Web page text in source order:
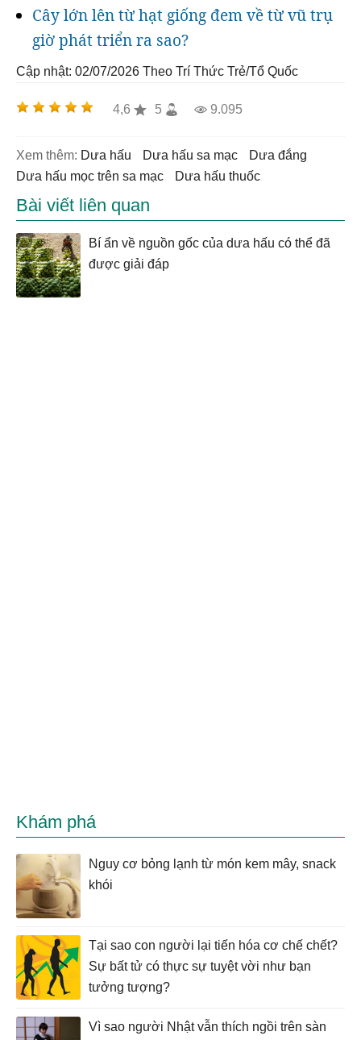
Cây lớn lên từ hạt giống đem về từ vũ trụ
giờ phát triển ra sao?
Cập nhật: 02/07/2026 Theo Trí Thức Trẻ/Tổ Quốc
4,6 5 9.095
Xem thêm: dưa hấu dưa hấu sa mạc
dưa đắng
Dưa hấu mọc trên sa mạc
dưa hấu thuốc
Bài viết liên quan
Bí ẩn về nguồn gốc của dưa hấu có thể đã
được giải đáp
Khám phá
Nguy cơ bỏng lạnh từ món kem mây, snack
khói
Tại sao con người lại tiến hóa cơ chế chết?
Sự bất tử có thực sự tuyệt vời như bạn
tưởng tượng?
Vì sao người Nhật vẫn thích ngồi trên sàn